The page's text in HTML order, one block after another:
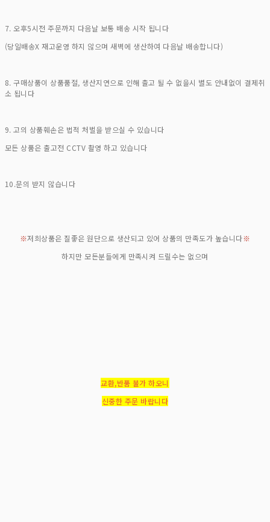
7. 오후5시전 주문까지 다음날 보통 배송 시작 됩니다
(당일배송X 재고운영 하지 않으며 새벽에 생산하여 다음날 배송합니다)
8. 구매상품이 상품품절, 생산지연으로 인해 출고 될 수 없을시 별도 안내없이 결제취
소 됩니다
9. 고의 상품훼손은 법적 처벌을 받으실 수 있습니다
모든 상품은 출고전 CCTV 촬영 하고 있습니다
10.문의 받지 않습니다
※저희상품은 질좋은 원단으로 생산되고 있어 상품의 만족도가 높습니다※
하지만 모든분들에게 만족시켜 드릴수는 없으며
교환,반품 불가 하오니
신중한 주문 바랍니다